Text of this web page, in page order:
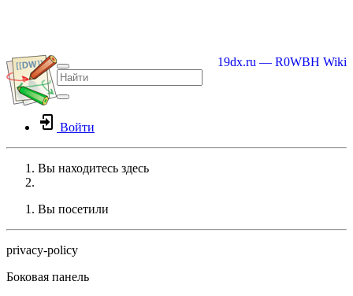
19dx.ru — R0WBH Wiki
Войти
Вы находитесь здесь
Вы посетили
privacy-policy
Боковая панель